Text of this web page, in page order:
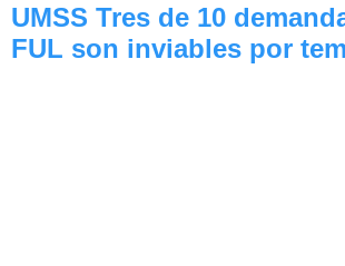
UMSS Tres de 10
FUL son inviables por